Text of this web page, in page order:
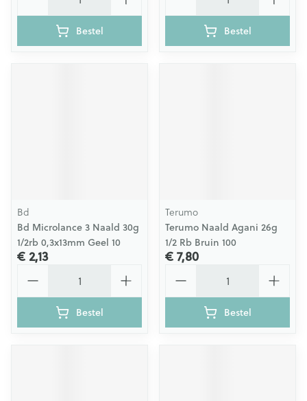
Bestel Bestel
Bd
Bd Microlance 3 Naald 30g
1/2rb 0,3x13mm Geel 10
€ 2,13
Bestel
Terumo
Terumo Naald Agani 26g
1/2 Rb Bruin 100
€ 7,80
Bestel